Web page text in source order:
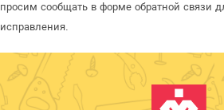
просим сообщать в форме обратной связи
исправления.